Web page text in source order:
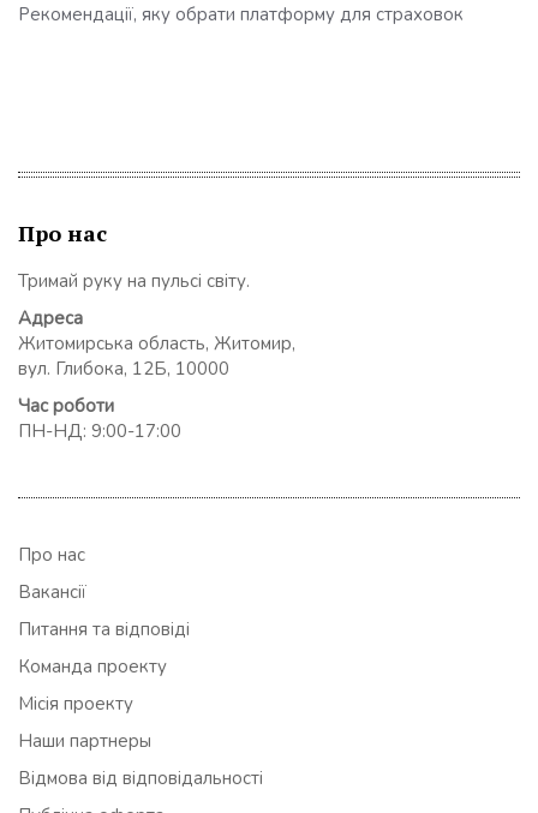
Рекомендації, яку обрати платформу для страховок
Про нас
Тримай руку на пульсі світу.
Адреса
Житомирська область, Житомир,
вул. Глибока, 12Б, 10000
Час роботи
ПН-НД: 9:00-17:00
Про нас
Вакансії
Питання та відповіді
Команда проекту
Місія проекту
Наши партнеры
Відмова від відповідальності